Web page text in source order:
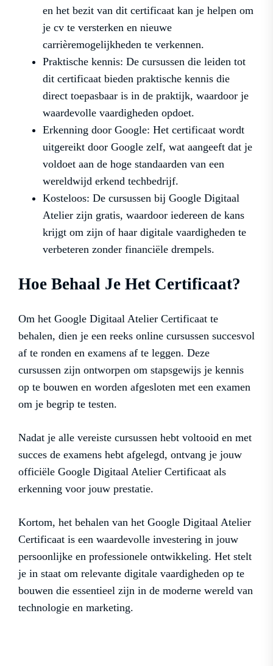
en het bezit van dit certificaat kan je helpen om
je cv te versterken en nieuwe
carrièremogelijkheden te verkennen.
Praktische kennis: De cursussen die leiden tot
dit certificaat bieden praktische kennis die
direct toepasbaar is in de praktijk, waardoor je
waardevolle vaardigheden opdoet.
Erkenning door Google: Het certificaat wordt
uitgereikt door Google zelf, wat aangeeft dat je
voldoet aan de hoge standaarden van een
wereldwijd erkend techbedrijf.
Kosteloos: De cursussen bij Google Digitaal
Atelier zijn gratis, waardoor iedereen de kans
krijgt om zijn of haar digitale vaardigheden te
verbeteren zonder financiële drempels.
Hoe Behaal Je Het Certificaat?
Om het Google Digitaal Atelier Certificaat te
behalen, dien je een reeks online cursussen succesvol
af te ronden en examens af te leggen. Deze
cursussen zijn ontworpen om stapsgewijs je kennis
op te bouwen en worden afgesloten met een examen
om je begrip te testen.
Nadat je alle vereiste cursussen hebt voltooid en met
succes de examens hebt afgelegd, ontvang je jouw
officiële Google Digitaal Atelier Certificaat als
erkenning voor jouw prestatie.
Kortom, het behalen van het Google Digitaal Atelier
Certificaat is een waardevolle investering in jouw
persoonlijke en professionele ontwikkeling. Het stelt
je in staat om relevante digitale vaardigheden op te
bouwen die essentieel zijn in de moderne wereld van
technologie en marketing.